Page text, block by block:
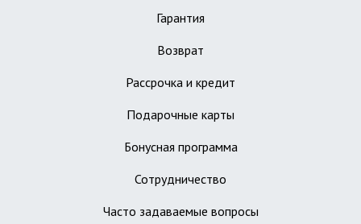
Гарантия
Возврат
Рассрочка и кредит
Подарочные карты
Бонусная программа
Сотрудничество
Часто задаваемые вопросы